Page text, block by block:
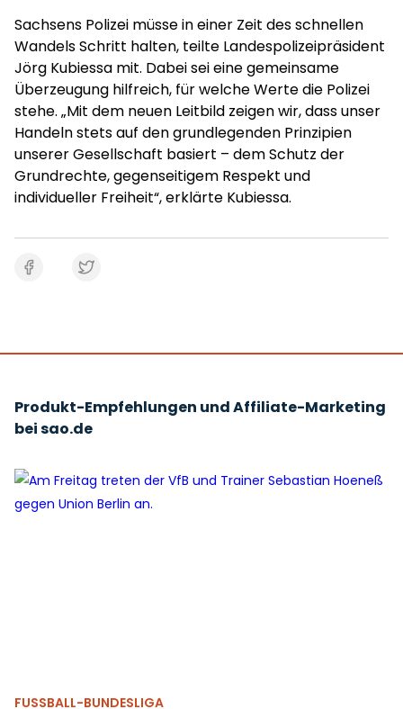
Sachsens Polizei müsse in einer Zeit des schnellen
Wandels Schritt halten, teilte Landespolizeipräsident
Jörg Kubiessa mit. Dabei sei eine gemeinsame
Überzeugung hilfreich, für welche Werte die Polizei
stehe. „Mit dem neuen Leitbild zeigen wir, dass unser
Handeln stets auf den grundlegenden Prinzipien
unserer Gesellschaft basiert – dem Schutz der
Grundrechte, gegenseitigem Respekt und
individueller Freiheit“, erklärte Kubiessa.
Produkt-Empfehlungen und Affiliate-Marketing
bei sao.de
FUSSBALL-BUNDESLIGA